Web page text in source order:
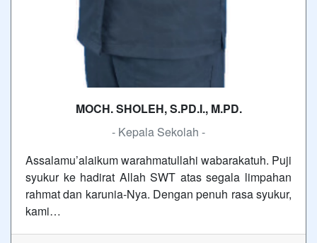
MOCH. SHOLEH, S.PD.I., M.PD.
- Kepala Sekolah -
Assalamu’alaikum warahmatullahi wabarakatuh. Puji
syukur ke hadirat Allah SWT atas segala limpahan
rahmat dan karunia-Nya. Dengan penuh rasa syukur,
kami…